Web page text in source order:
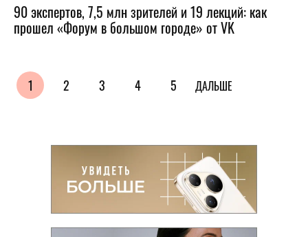
90 экспертов, 7,5 млн зрителей и 19 лекций: как
прошел «Форум в большом городе» от VK
1 2 3 4 5 ДАЛЬШЕ